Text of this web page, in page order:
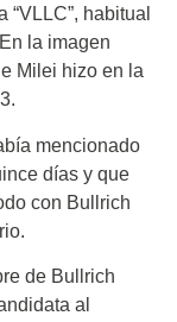
habitual
la imagen
Milei hizo en la
mencionado
días y que
con Bullrich
de Bullrich
al